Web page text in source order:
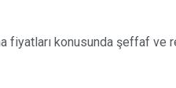
fiyatları konusunda şeffaf ve